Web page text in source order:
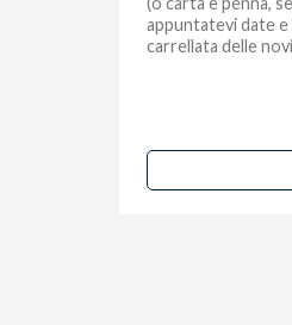
appuntatevi date
carrellata delle